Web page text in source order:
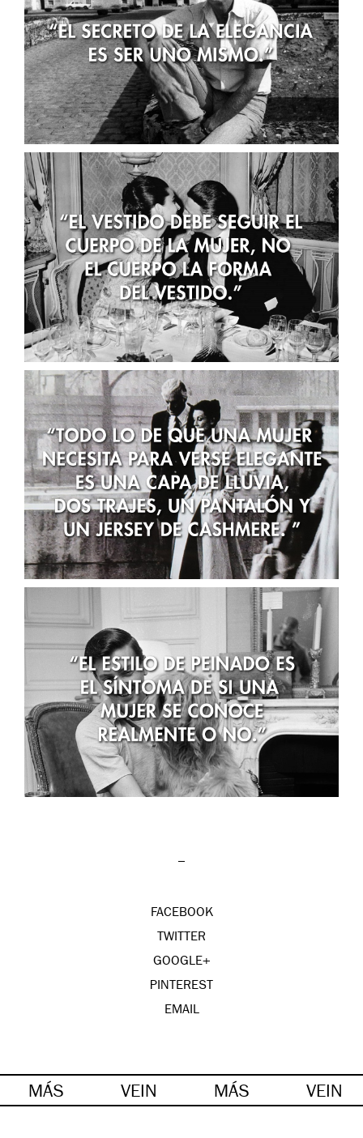
–
FACEBOOK
TWITTER
GOOGLE+
PINTEREST
EMAIL
MÁS VEIN MÁS VEIN